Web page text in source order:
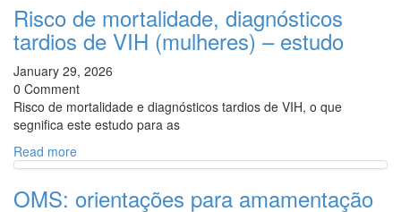
Risco de mortalidade, diagnósticos
tardios de VIH (mulheres) – estudo
January 29, 2026
0 Comment
Risco de mortalidade e diagnósticos tardios de VIH, o que
segnifica este estudo para as
Read more
OMS: orientações para amamentação